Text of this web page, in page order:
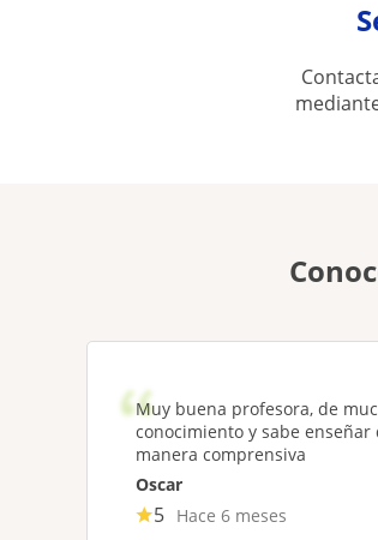
Muy buena profesora, de
conocimiento y sabe enseñar
manera comprensiva
Oscar
5 Hace 6 meses